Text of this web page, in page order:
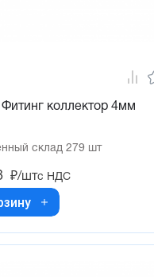
коллектор 4мм
склад 279 шт
₽/штс НДС